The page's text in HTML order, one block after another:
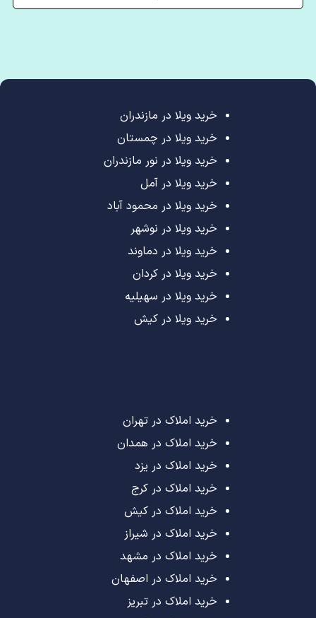
خرید ویلا در مازندران
خرید ویلا در چمستان
خرید ویلا در نور مازندران
خرید ویلا در آمل
خرید ویلا در محمود آباد
خرید ویلا در نوشهر
خرید ویلا در دماوند
خرید ویلا در کردان
خرید ویلا در سهیلیه
خرید ویلا در کیش
خرید املاک در تهران
خرید املاک در همدان
خرید املاک در یزد
خرید املاک در کرج
خرید املاک در کیش
خرید املاک در شیراز
خرید املاک در مشهد
خرید املاک در اصفهان
خرید املاک در تبریز